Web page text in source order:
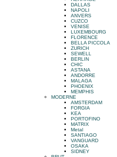
DALLAS
NAPOLI
ANVERS
CUZCO
VENISE
LUXEMBOURG
FLORENCE
BELLA PICCOLA
ZURICH
SEWELL
BERLIN
CHIC
ASTANA
ANDORRE
MALAGA
PHOENIX
MEMPHIS
MODERNE
AMSTERDAM
FORGIA
KEA
PORTOFINO
MATRIX
Metal
SANTIAGO
VANGUARD
OSAKA
SIDNEY